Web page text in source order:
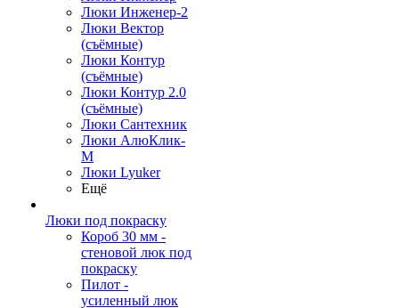
Люки Инженер-2
Люки Вектор
(съёмные)
Люки Контур
(съёмные)
Люки Контур 2.0
(съёмные)
Люки Сантехник
Люки АлюКлик-
М
Люки Lyuker
Ещё
Люки под покраску
Короб 30 мм -
стеновой люк под
покраску
Пилот -
усиленный люк